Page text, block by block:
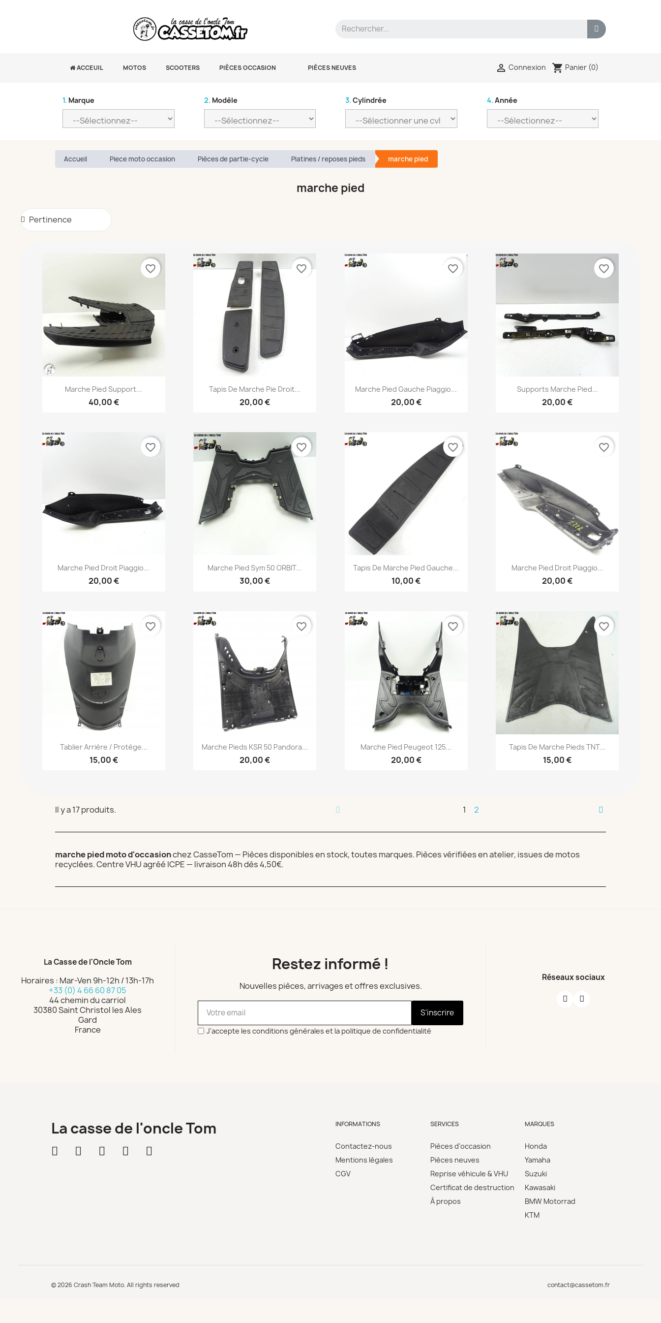
ACCEUIL MOTOS SCOOTERS PIÈCES OCCASION PIÈCES NEUVES  Connexion shopping_cart Panier (0)
1. Marque 2. Modèle 3. Cylindrée 4. Année
Accueil Piece moto occasion Pièces de partie-cycle Platines / reposes pieds marche pied
marche pied
Aperçu rapide
Marche Pied Support...
40,00 €
favorite_border
Aperçu rapide
Tapis De Marche Pie Droit...
20,00 €
favorite_border
Aperçu rapide
Marche Pied Gauche Piaggio...
20,00 €
favorite_border
Aperçu rapide
Supports Marche Pied...
20,00 €
favorite_border
Aperçu rapide
Marche Pied Droit Piaggio...
20,00 €
favorite_border
 Aperçu rapide
Marche Pied Sym 50 ORBIT...
30,00 €
favorite_border
Aperçu rapide
Tapis De Marche Pied Gauche...
10,00 €
favorite_border
Aperçu rapide
Marche Pied Droit Piaggio...
20,00 €
favorite_border
Aperçu rapide
Tablier Arrière / Protège...
15,00 €
favorite_border
Aperçu rapide
Marche Pieds KSR 50 Pandora...
20,00 €
favorite_border
Aperçu rapide
Marche Pied Peugeot 125...
20,00 €
favorite_border
Aperçu rapide
Tapis De Marche Pieds TNT...
15,00 €
favorite_border
Il y a 17 produits. 1 2
marche pied moto d'occasionchez CasseTom — Pièces disponibles en stock, toutes marques. Pièces vérifiées en atelier, issues de motos
recyclées. Centre VHU agréé ICPE — livraison 48h dès 4,50€.
La Casse de l'Oncle Tom
Horaires : Mar-Ven 9h-12h / 13h-17h
+33 (0) 4 66 60 87 05
44 chemin du carriol
30380 Saint Christol les Ales
Gard
France
Restez informé !
Nouvelles pièces, arrivages et offres exclusives.
S'inscrire
J'accepte les conditions générales et la politique de confidentialité
Réseaux sociaux
La casse de l'oncle Tom INFORMATIONS
Contactez-nous
Mentions légales
CGV
SERVICES
Pièces d'occasion
Pièces neuves
Reprise véhicule & VHU
Certificat de destruction
À propos
MARQUES
Honda
Yamaha
Suzuki
Kawasaki
BMW Motorrad
KTM
© 2026 Crash Team Moto. All rights reserved contact@cassetom.fr